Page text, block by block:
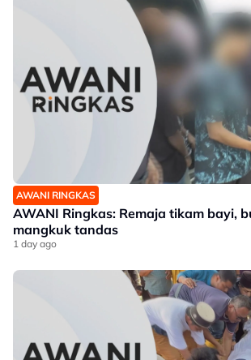
AWANI RINGKAS
AWANI Ringkas: Remaja tikam bayi,
mangkuk tandas
1 day ago